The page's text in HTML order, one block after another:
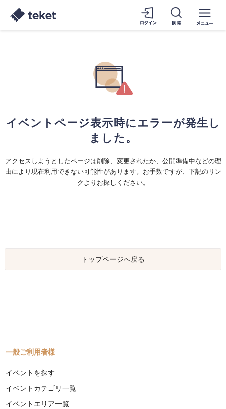
イベントページ表示時にエラーが発生し
ました。
アクセスしようとしたページは削除、変更されたか、公開準備中などの理
由により現在利用できない可能性があります。お手数ですが、下記のリン
クよりお探しください。
トップページへ戻る
一般ご利用者様
イベントを探す
イベントカテゴリ一覧
イベントエリア一覧